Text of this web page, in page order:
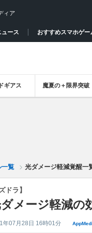
ィア
ース おすすめスマホゲー
ギアス 魔夏の＋限界突破
一覧 光ダメージ軽減覚醒一
ドラ】
メージ軽減の
年07月28日 16時01分